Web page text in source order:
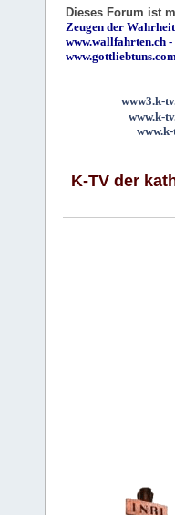
Dieses Forum ist
Zeugen der Wahrheit
www.wallfahrten.ch -
www3.k-
www.k-
K-TV der